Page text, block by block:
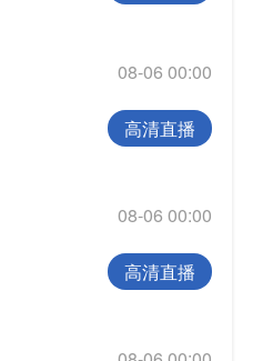
08-06 00:00
高清直播
08-06 00:00
高清直播